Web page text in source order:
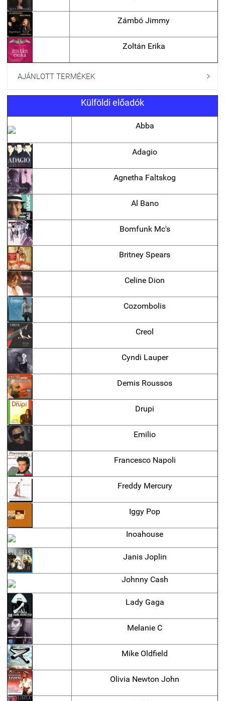
Zámbó Jimmy
Zoltán Erika
AJÁNLOTT TERMÉKEK 
Külföldi előadók
Abba
Adagio
Agnetha Faltskog
Al Bano
Bomfunk Mc's
Britney Spears
Celine Dion
Cozombolis
Creol
Cyndi Lauper
Demis Roussos
Drupi
Emilio
Francesco Napoli
Freddy Mercury
Iggy Pop
Inoahouse
Janis Joplin
Johnny Cash
Lady Gaga
Melanie C
Mike Oldfield
Olivia Newton John